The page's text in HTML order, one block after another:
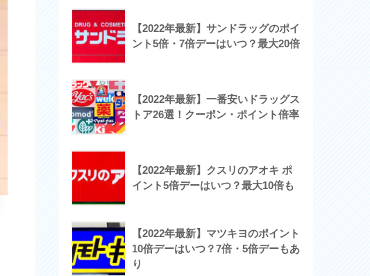
【2022年最新】サンドラッグのポイ
ント5倍・7倍デーはいつ？最大20倍
【2022年最新】一番安いドラッグス
トア26選！クーポン・ポイント倍率
【2022年最新】クスリのアオキ ポ
イント5倍デーはいつ？最大10倍も
【2022年最新】マツキヨのポイント
10倍デーはいつ？7倍・5倍デーもあ
り